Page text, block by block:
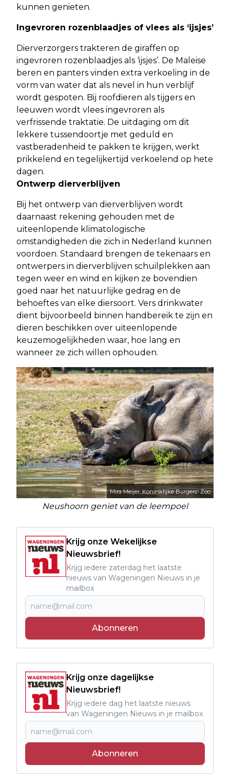
kunnen genieten.
Ingevroren rozenblaadjes of vlees als ‘ijsjes’
Dierverzorgers trakteren de giraffen op
ingevroren rozenblaadjes als ‘ijsjes’. De Maleise
beren en panters vinden extra verkoeling in de
vorm van water dat als nevel in hun verblijf
wordt gespoten. Bij roofdieren als tijgers en
leeuwen wordt vlees ingevroren als
verfrissende traktatie. De uitdaging om dit
lekkere tussendoortje met geduld en
vastberadenheid te pakken te krijgen, werkt
prikkelend en tegelijkertijd verkoelend op hete
dagen.
Ontwerp dierverblijven
Bij het ontwerp van dierverblijven wordt
daarnaast rekening gehouden met de
uiteenlopende klimatologische
omstandigheden die zich in Nederland kunnen
voordoen. Standaard brengen de tekenaars en
ontwerpers in dierverblijven schuilplekken aan
tegen weer en wind en kijken ze bovendien
goed naar het natuurlijke gedrag en de
behoeftes van elke diersoort. Vers drinkwater
dient bijvoorbeeld binnen handbereik te zijn en
dieren beschikken over uiteenlopende
keuzemogelijkheden waar, hoe lang en
wanneer ze zich willen ophouden.
Mira Meijer. Koninklijke Burgers' Zoo
Neushoorn geniet van de leempoel
Krijg onze Wekelijkse
Nieuwsbrief!
Krijg iedere zaterdag het laatste
nieuws van Wageningen Nieuws in je
mailbox
Abonneren
Krijg onze dagelijkse
Nieuwsbrief!
Krijg iedere dag het laatste nieuws
van Wageningen Nieuws in je mailbox
Abonneren